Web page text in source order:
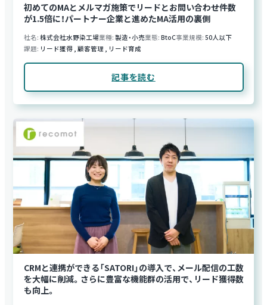
初めてのMAとメルマガ施策でリードとお問い合わせ件数
が1.5倍に！パートナー企業と進めたMA活用の裏側
社名 株式会社水野染工場業種 製造・小売業態 BtoC事業規模 50人以下
課題 リード獲得, 顧客管理 リード育成
記事を読む
CRMと連携ができる「SATORI」の導入で、メール配信の工数
を大幅に削減。さらに豊富な機能群の活用で、リード獲得数
も向上。